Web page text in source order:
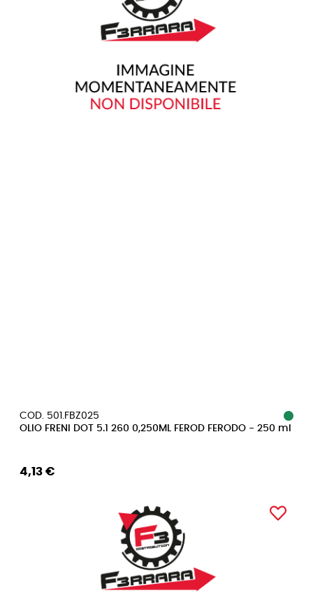
COD. 501.FBZ025
OLIO FRENI DOT 5.1 260 0,250ML FEROD FERODO - 250 ml
4,13 €